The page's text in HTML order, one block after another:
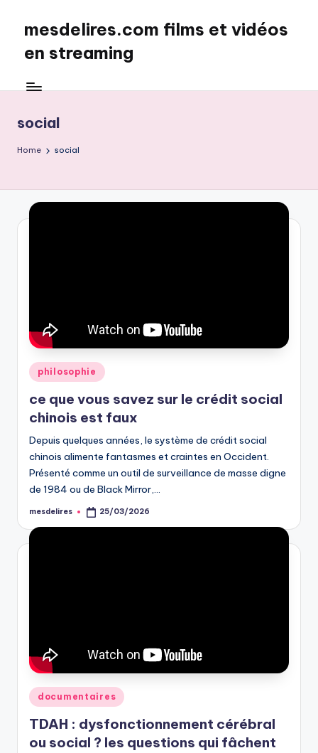
content
mesdelires.com films et vidéos
en streaming
:
et
complet
français
social
Home social
Posted
in
philosophie
ce que vous savez sur le crédit social
chinois est faux
Depuis quelques années, le système de crédit social
chinois alimente fantasmes et craintes en Occident.
Présenté comme un outil de surveillance de masse digne
de 1984 ou de Black Mirror,…
Posted
mesdelires 25/03/2026
Posted
in
documentaires
TDAH : dysfonctionnement cérébral
ou social ? les questions qui fâchent